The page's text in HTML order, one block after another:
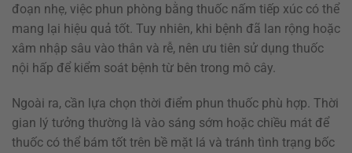
đoạn nhẹ, việc phun phòng bằng thuốc nấm tiếp xúc có thể
mang lại hiệu quả tốt. Tuy nhiên, khi bệnh đã lan rộng hoặc
xâm nhập sâu vào thân và rễ, nên ưu tiên sử dụng thuốc
nội hấp để kiểm soát bệnh từ bên trong mô cây.
Ngoài ra, cần lựa chọn thời điểm phun thuốc phù hợp. Thời
gian lý tưởng thường là vào sáng sớm hoặc chiều mát để
thuốc có thể bám tốt trên bề mặt lá và tránh tình trạng bốc